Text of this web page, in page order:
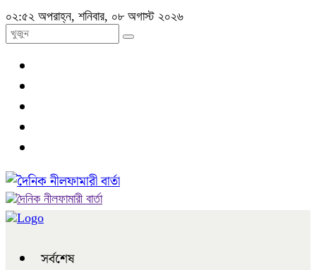
০২:৫২ অপরাহ্ন, শনিবার, ০৮ অগাস্ট ২০২৬
সর্বশেষ